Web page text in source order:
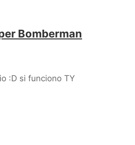
Bomberman
:D si funciono TY